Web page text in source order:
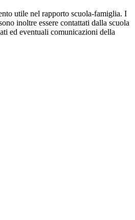
utile nel rapporto scuola-famiglia. I
inoltre essere contattati dalla scuola
ed eventuali comunicazioni della